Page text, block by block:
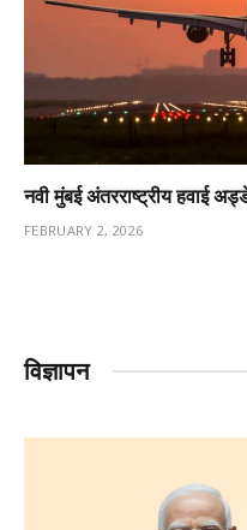
नवी मुंबई अंतरराष्ट्रीय हवाई
FEBRUARY 2, 2026
विज्ञापन